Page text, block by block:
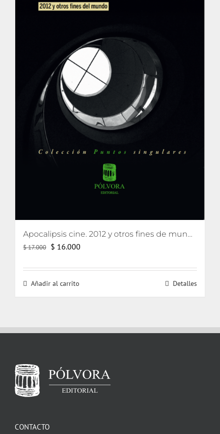
Apocalipsis cine. 2012 y otros fines de mundo
$17.000 El
original
era:
$ 16.000
actual
Añadir al carrito Detalles
CONTACTO